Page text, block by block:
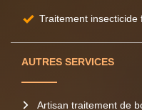
Traitement insecticide
AUTRES SERVICES
Artisan traitement de